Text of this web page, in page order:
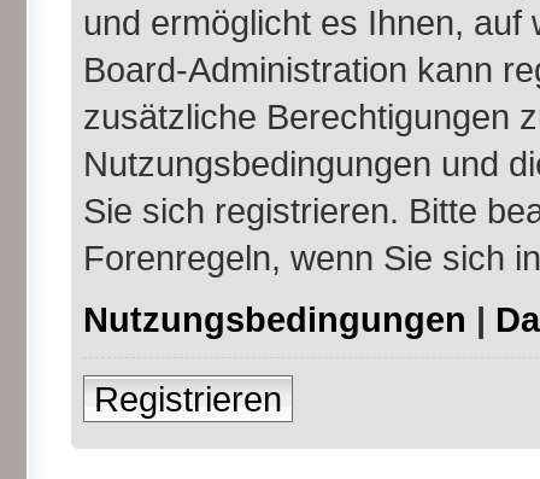
und ermöglicht es Ihnen,
Board-Administration kann
zusätzliche Berechtigungen
Nutzungsbedingungen und
Sie sich registrieren. Bitte
Forenregeln, wenn Sie sich
Nutzungsbedingungen |
Registrieren